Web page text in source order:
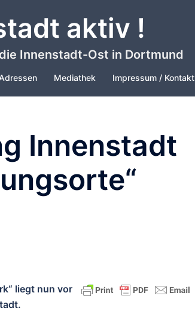
aktiv !
Innenstadt-Ost in Dortmund
Mediathek Impressum / Kontakt
Innenstadt
liegt nun vor